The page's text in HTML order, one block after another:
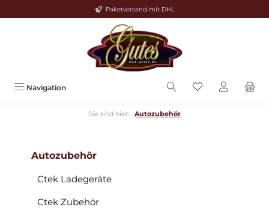
Zum Hauptinhalt springen Paketversand mit DHL
Navigation
Sie sind hier: Autozubehör
Autozubehör
Ctek Ladegeräte
Ctek Zubehör